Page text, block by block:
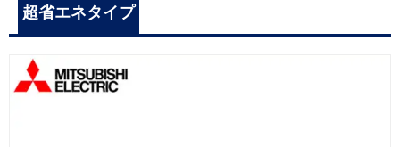
超省エネタイプ